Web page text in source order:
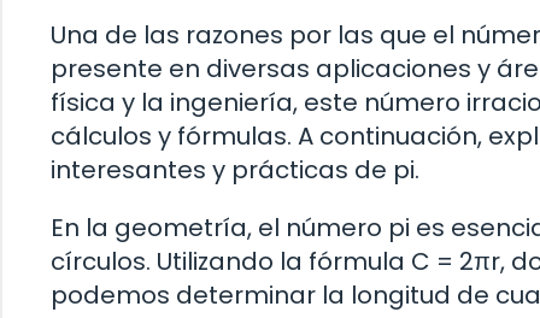
Una de las razones por las que el
presente en diversas aplicaciones y
física y la ingeniería, este número
cálculos y fórmulas. A continuación,
interesantes y prácticas de pi.
En la geometría, el número pi es
círculos. Utilizando la fórmula C = 2πr,
podemos determinar la longitud de